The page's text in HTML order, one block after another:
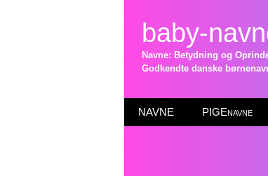
baby-
Navne: Betydning og
Godkendte danske
NAVNE PIGEnavne